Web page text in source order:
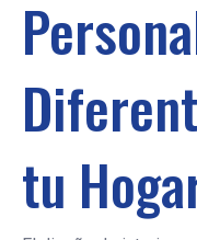
tu